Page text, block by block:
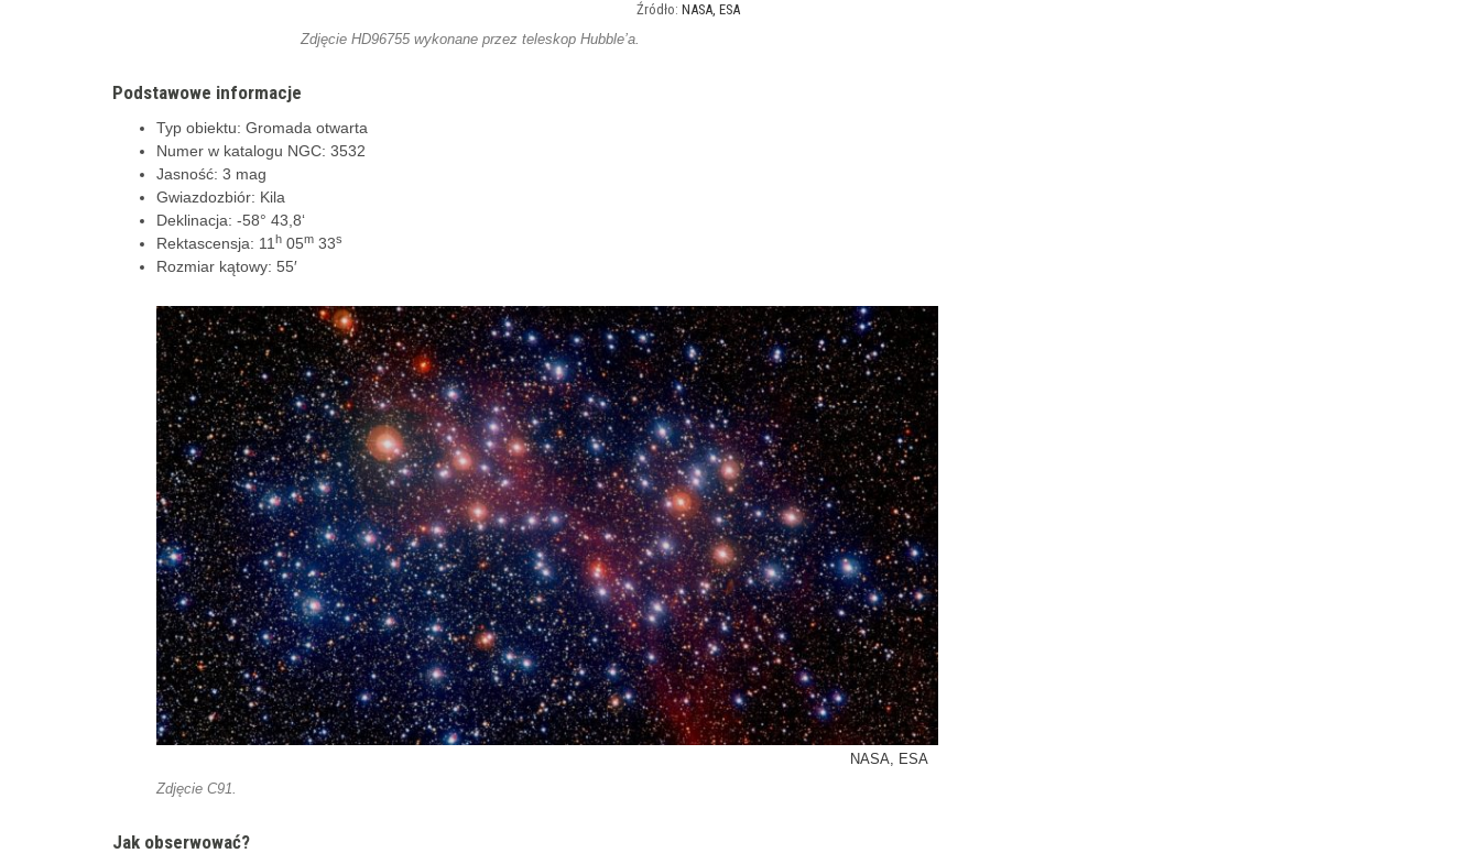
NASA, ESA
Zdjęcie HD96755 wykonane przez teleskop Hubble’a.
Podstawowe informacje
Typ obiektu: Gromada otwarta
Numer w katalogu NGC: 3532
Jasność: 3 mag
Gwiazdozbiór: Kila
Deklinacja: -58° 43,8‘
Rektascensja: 11 h 05m 33s
Rozmiar kątowy: 55′
NASA, ESA
Zdjęcie C91.
Jak obserwować?